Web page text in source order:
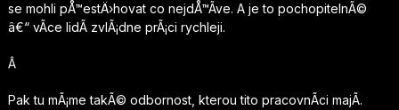
se mohli pÅ™estÄ›hovat co nejdÅ™Ã­ve. A je to pochopitelnÃ©
â€“ vÃ­ce lidÃ­ zvlÃ¡dne prÃ¡ci rychleji.
Â
Pak tu mÃ¡me takÃ© odbornost, kterou tito pracovnÃ­ci majÃ­.